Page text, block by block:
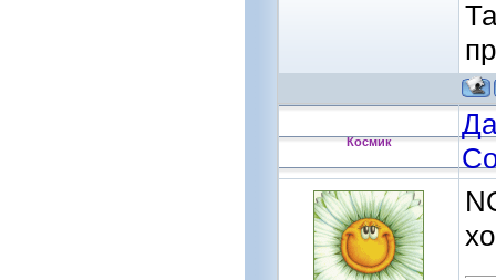
Космик